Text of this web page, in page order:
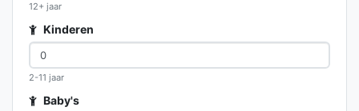
12+ jaar
Kinderen
2-11 jaar
Baby's